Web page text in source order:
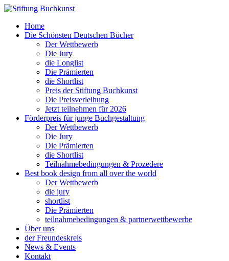
Home
Die Schönsten Deutschen Bücher
Der Wettbewerb
Die Jury
die Longlist
Die Prämierten
die Shortlist
Preis der Stiftung Buchkunst
Die Preisverleihung
Jetzt teilnehmen für 2026
Förderpreis für junge Buchgestaltung
Der Wettbewerb
Die Jury
Die Prämierten
die Shortlist
Teilnahmebedingungen & Prozedere
Best book design from all over the world
Der Wettbewerb
die jury
shortlist
Die Prämierten
teilnahmebedingungen & partnerwettbewerbe
Über uns
der Freundeskreis
News & Events
Kontakt